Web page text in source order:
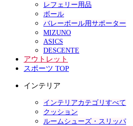
レフェリー用品
ボール
バレーボール用サポーター
MIZUNO
ASICS
DESCENTE
アウトレット
スポーツ TOP
インテリア
インテリアカテゴリすべて
クッション
ルームシューズ・スリッパ